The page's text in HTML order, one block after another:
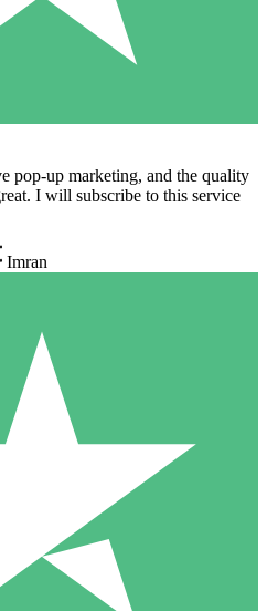
pop-up marketing, and the quality
I will subscribe to this service
Imran